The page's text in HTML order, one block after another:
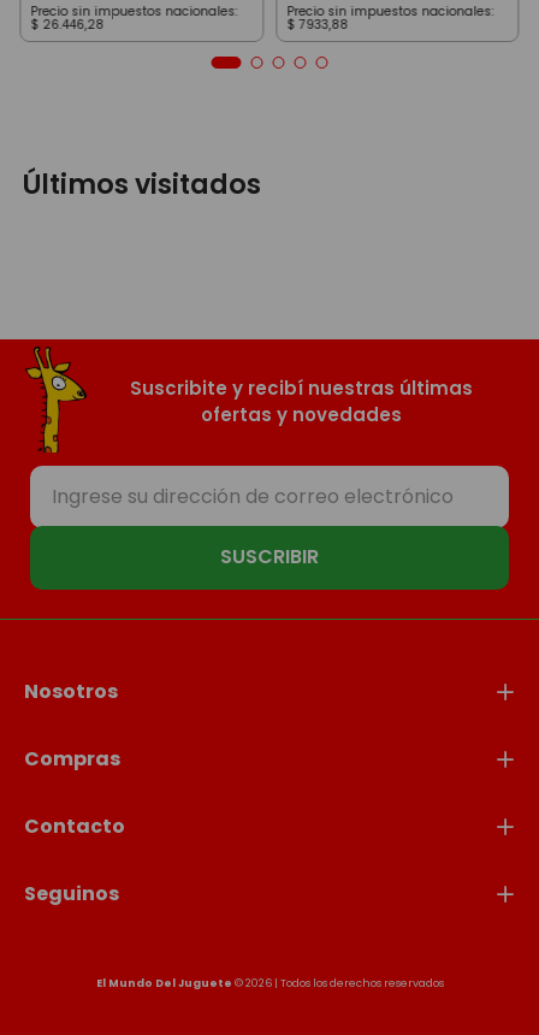
Precio sin impuestos nacionales:
$ 26.446,28
Precio sin impuestos nacionales:
$ 7933,88
Últimos visitados
Suscribite y recibí nuestras últimas
ofertas y novedades
SUSCRIBIR
Nosotros
Compras
Contacto
Seguinos
El Mundo Del Juguete © 2026 | Todos los derechos reservados